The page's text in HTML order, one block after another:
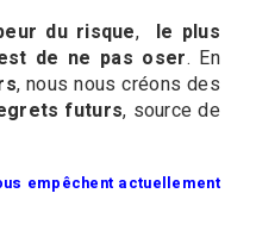
du risque, le plus
de ne pas oser. En
, nous nous créons des
futurs, source de
empêchent actuellement